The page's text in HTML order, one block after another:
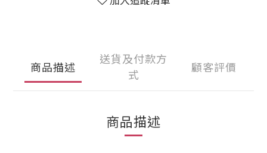
商品描述
送貨及付款方
式
顧客評價
商品描述